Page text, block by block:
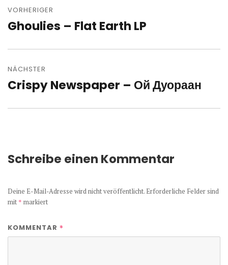
VORHERIGER
Vorheriger
Ghoulies – Flat Earth LP
NÄCHSTER
Nächster
Crispy Newspaper – Ой Дуораан
Schreibe einen Kommentar
Deine E-Mail-Adresse wird nicht veröffentlicht. Erforderliche Felder sind
mit * markiert
KOMMENTAR *